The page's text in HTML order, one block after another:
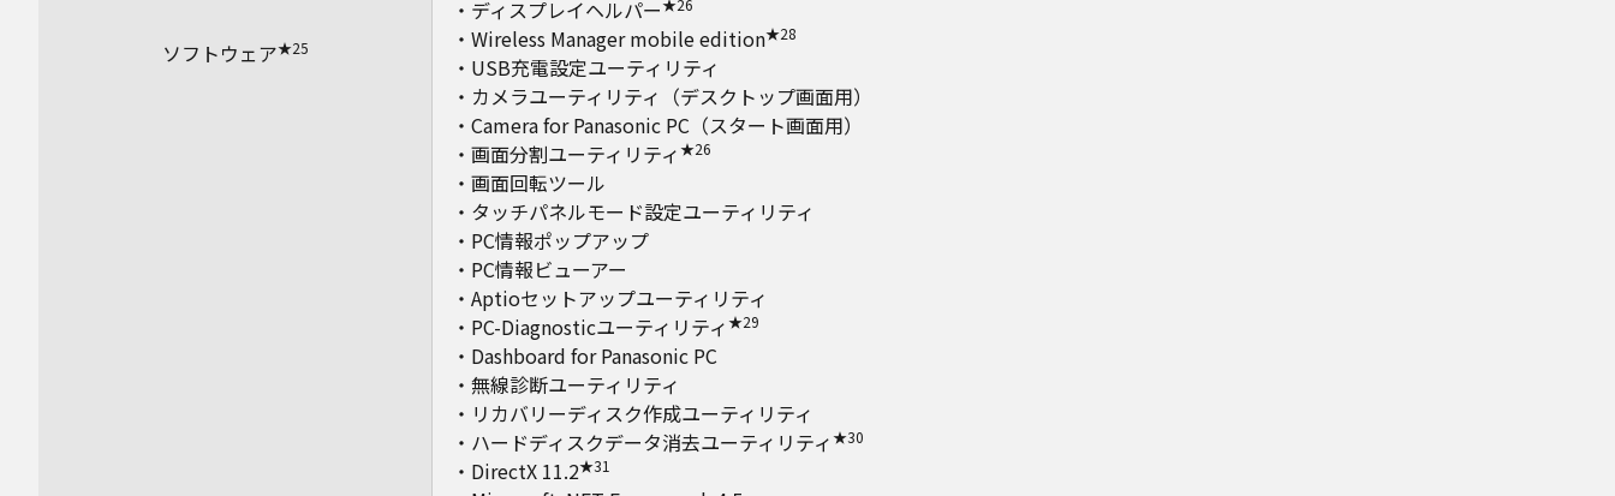
ソフトウェア★25
・ディスプレイヘルパー★26
・Wireless Manager mobile edition★28
・USB充電設定ユーティリティ
・カメラユーティリティ（デスクトップ画面用）
・Camera for Panasonic PC（スタート画面用）
・画面分割ユーティリティ★26
・画面回転ツール
・タッチパネルモード設定ユーティリティ
・PC情報ポップアップ
・PC情報ビューアー
・Aptioセットアップユーティリティ
・PC-Diagnosticユーティリティ★29
・Dashboard for Panasonic PC
・無線診断ユーティリティ
・リカバリーディスク作成ユーティリティ
・ハードディスクデータ消去ユーティリティ★30
・DirectX 11.2★31